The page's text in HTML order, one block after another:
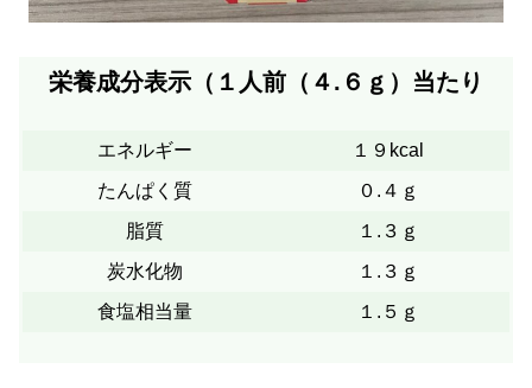
栄養成分表示（１人前（４.６ｇ）当たり
エネルギー
１９kcal
たんぱく質
０.４ｇ
脂質
１.３ｇ
炭水化物
１.３ｇ
食塩相当量
１.５ｇ